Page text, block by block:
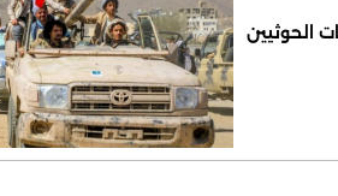
الحوثيين